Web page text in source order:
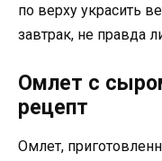
по верху украсить
завтрак, не правда
Омлет с
рецепт
Омлет,